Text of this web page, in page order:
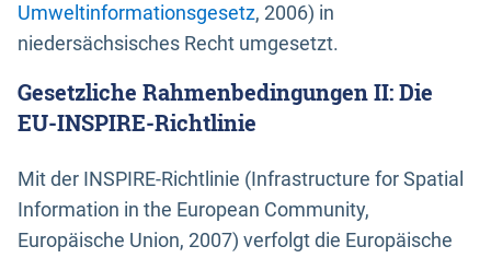
Umweltinformationsgesetz, 2006) in
niedersächsisches Recht umgesetzt.
Gesetzliche Rahmenbedingungen II: Die
EU-INSPIRE-Richtlinie
Mit der INSPIRE-Richtlinie (Infrastructure for Spatial
Information in the European Community,
Europäische Union, 2007) verfolgt die Europäische